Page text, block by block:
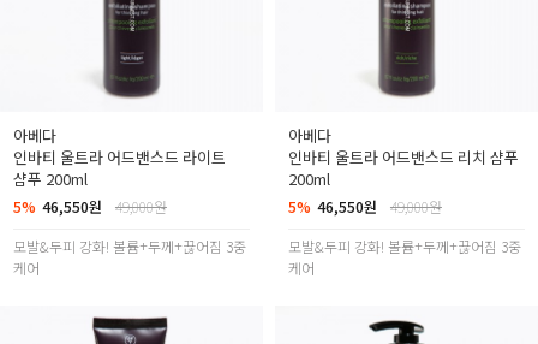
아베다
인바티 울트라 어드밴스드 라이트
샴푸 200ml
5% 46,550원
49,000원
모발&두피 강화! 볼륨+두께+끊어짐 3중
케어
아베다
인바티 울트라 어드밴스드 리치 샴푸
200ml
5% 46,550원
49,000원
모발&두피 강화! 볼륨+두께+끊어짐 3중
케어